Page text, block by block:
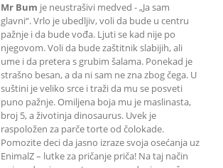
Mr Bum je neustrašivi medved - „Ja sam
glavni“. Vrlo je ubedljiv, voli da bude u centru
pažnje i da bude vođa. Ljuti se kad nije po
njegovom. Voli da bude zaštitnik slabijih, ali
ume i da pretera s grubim šalama. Ponekad je
strašno besan, a da ni sam ne zna zbog čega. U
suštini je veliko srce i traži da mu se posveti
puno pažnje. Omiljena boja mu je maslinasta,
broj 5, a životinja dinosaurus. Uvek je
raspoložen za parče torte od čolokade.
Pomozite deci da jasno izraze svoja osećanja uz
EnimalZ – lutke za pričanje priča! Na taj način